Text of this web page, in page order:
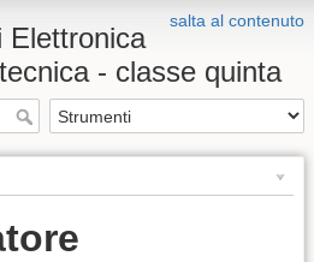
salta al contenuto
Elettronica
- classe quinta